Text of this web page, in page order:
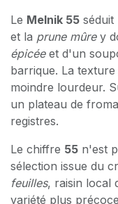
Le Melnik 55 séduit
et la prune mûrey
épicéeet d'un
barrique. La
moindre lourdeur.
un plateau de
registres.
Le chiffre 55 n'est
sélection issue du
feuilles, raisin local
variété plus